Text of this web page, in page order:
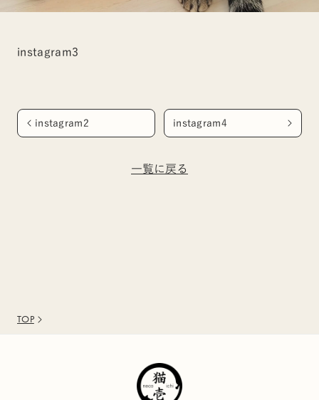
instagram3
instagram2
一覧に戻る
instagram4
TOP